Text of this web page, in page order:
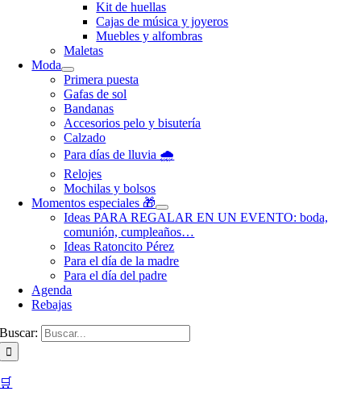
Kit de huellas
Cajas de música y joyeros
Muebles y alfombras
Maletas
Moda
Primera puesta
Gafas de sol
Bandanas
Accesorios pelo y bisutería
Calzado
Para días de lluvia 🌧️
Relojes
Mochilas y bolsos
Momentos especiales 🎁
Ideas PARA REGALAR EN UN EVENTO: boda,
comunión, cumpleaños…
Ideas Ratoncito Pérez
Para el día de la madre
Para el día del padre
Agenda
Rebajas
Buscar:
🛒